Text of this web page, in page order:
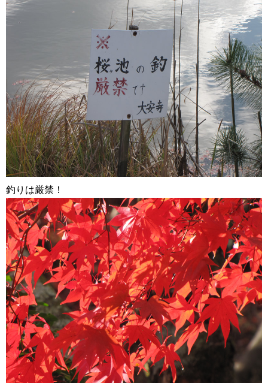
釣りは厳禁！